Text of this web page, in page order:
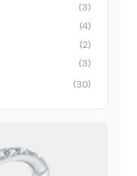
(3)
(4)
(2)
(3)
(30)